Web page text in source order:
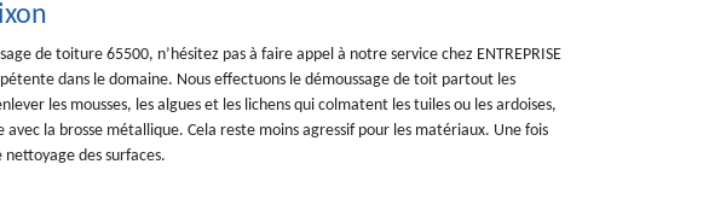
de toiture 65500, n’hésitez pas à faire appel à notre service chez ENTREPRISE
dans le domaine. Nous effectuons le démoussage de toit partout les
les mousses, les algues et les lichens qui colmatent les tuiles ou les ardoises,
avec la brosse métallique. Cela reste moins agressif pour les matériaux. Une fois
nettoyage des surfaces.